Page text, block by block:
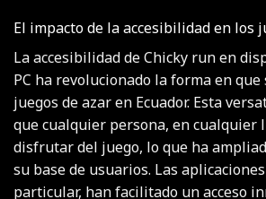
El impacto de la accesibilidad en los
La accesibilidad de Chicky run en
PC ha revolucionado la forma en
juegos de azar en Ecuador. Esta
que cualquier persona, en cualquier
disfrutar del juego, lo que ha
su base de usuarios. Las
particular, han facilitado un acceso